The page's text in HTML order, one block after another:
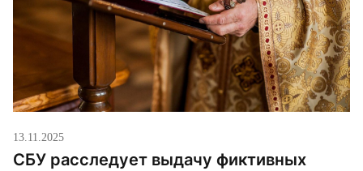
13.11.2025
СБУ расследует выдачу фиктивных